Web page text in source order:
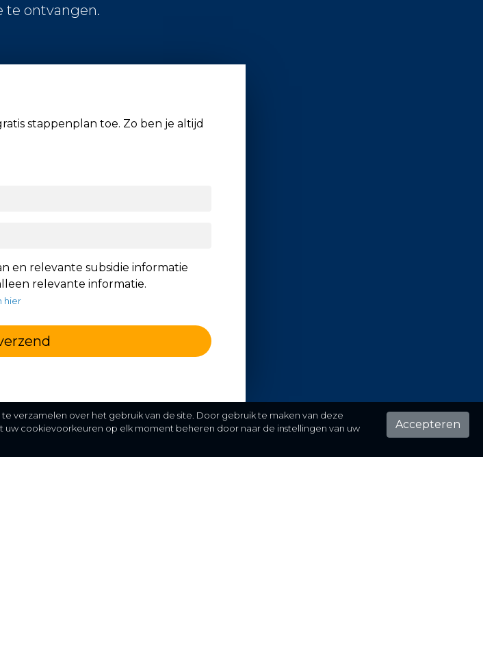
te ontvangen.
stappenplan toe. Zo ben je altijd
en relevante subsidie informatie
relevante informatie.
hier
verzamelen over het gebruik van de site. Door gebruik te maken van deze
cookievoorkeuren op elk moment beheren door naar de instellingen van uw
Accepteren